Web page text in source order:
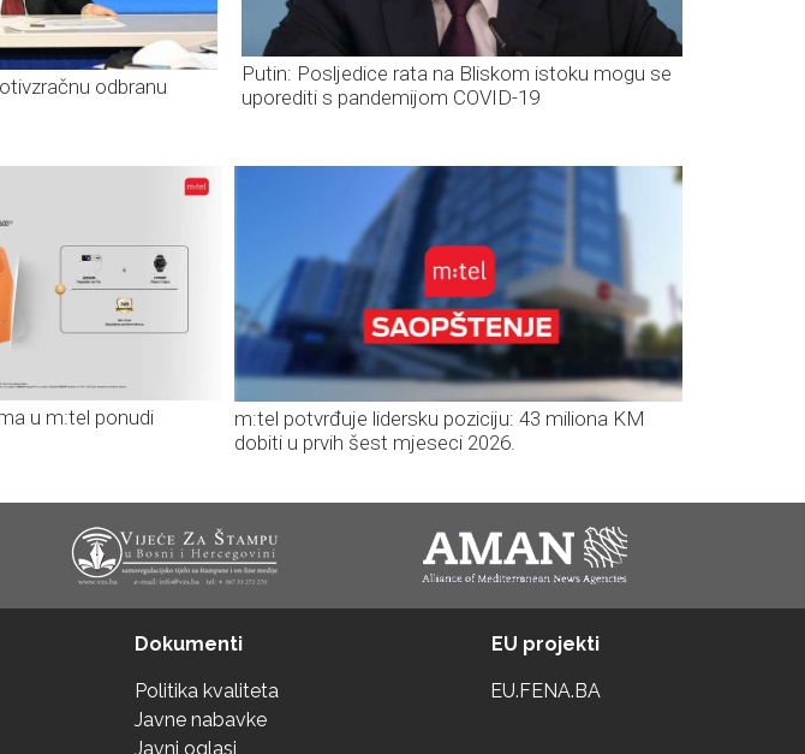
odbranu
Putin: Posljedice rata na Bliskom istoku mogu se
uporediti s pandemijom COVID-19
u m:tel ponudi
m:tel potvrđuje lidersku poziciju: 43 miliona KM
dobiti u prvih šest mjeseci 2026.
Dokumenti
Politika kvaliteta
Javne nabavke
Javni oglasi
EU projekti
EU.FENA.BA